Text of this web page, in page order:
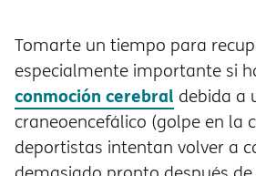
Tomarte un tiempo para
especialmente importante si
conmoción cerebral debida a
craneoencefálico (golpe en la
deportistas intentan volver a